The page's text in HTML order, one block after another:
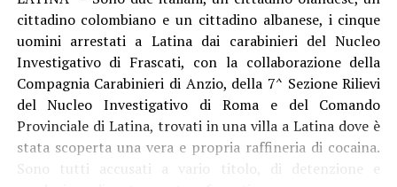
cittadino colombiano e un cittadino albanese, i cinque
uomini arrestati a Latina dai carabinieri del Nucleo
Investigativo di Frascati, con la collaborazione della
Compagnia Carabinieri di Anzio, della 7^ Sezione Rilievi
del Nucleo Investigativo di Roma e del Comando
Provinciale di Latina, trovati in una villa a Latina dove è
stata scoperta una vera e propria raffineria di cocaina.
Sono tutti accusati a vario titolo, di detenzione e